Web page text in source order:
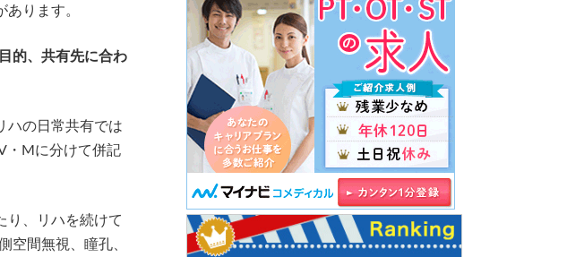
ります。
的、共有先に合わ
ハの日常共有では
・Mに分けて併記
り、リハを続けて
空間無視、瞳孔、